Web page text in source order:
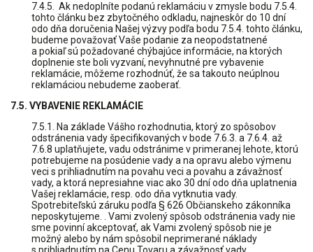
7.4.5. Ak nedoplníte podanú reklamáciu v zmysle bodu 7.5.4.
tohto článku bez zbytočného odkladu, najneskôr do 10 dní
odo dňa doručenia Našej výzvy podľa bodu 7.5.4. tohto článku,
budeme považovať Vaše podanie za neopodstatnené
a pokiaľ sú požadované chýbajúce informácie, na ktorých
doplnenie ste boli vyzvaní, nevyhnutné pre vybavenie
reklamácie, môžeme rozhodnúť, že sa takouto neúplnou
reklamáciou nebudeme zaoberať.
7.5. VYBAVENIE REKLAMÁCIE
7.5.1. Na základe Vášho rozhodnutia, ktorý zo spôsobov
odstránenia vady špecifikovaných v bode 7.6.3. a 7.6.4. až
7.6.8 uplatňujete, vadu odstránime v primeranej lehote, ktorú
potrebujeme na posúdenie vady a na opravu alebo výmenu
veci s prihliadnutím na povahu veci a povahu a závažnosť
vady, a ktorá nepresiahne viac ako 30 dní odo dňa uplatnenia
Vašej reklamácie, resp. odo dňa vytknutia vady.
Spotrebiteľskú záruku podľa § 626 Občianskeho zákonníka
neposkytujeme. . Vami zvolený spôsob odstránenia vady nie
sme povinní akceptovať, ak Vami zvolený spôsob nie je
možný alebo by nám spôsobil neprimerané náklady